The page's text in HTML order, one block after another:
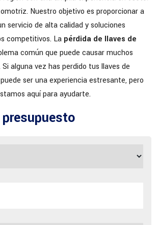
Nuestro objetivo es proporcionar a
servicio de alta calidad y soluciones
competitivos. La pérdida de llaves de
común que puede causar muchos
alguna vez has perdido tus llaves de
ser una experiencia estresante, pero
aquí para ayudarte.